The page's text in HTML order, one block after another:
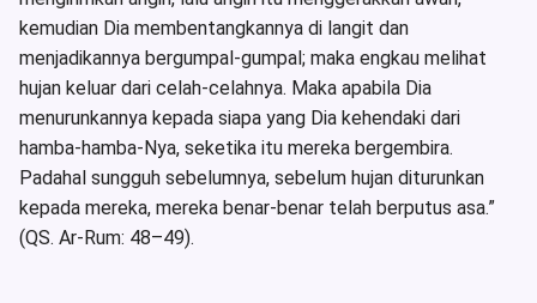
kemudian Dia membentangkannya di langit dan
menjadikannya bergumpal-gumpal; maka engkau melihat
hujan keluar dari celah-celahnya. Maka apabila Dia
menurunkannya kepada siapa yang Dia kehendaki dari
hamba-hamba-Nya, seketika itu mereka bergembira.
Padahal sungguh sebelumnya, sebelum hujan diturunkan
kepada mereka, mereka benar-benar telah berputus asa.”
(QS. Ar-Rum: 48–49).